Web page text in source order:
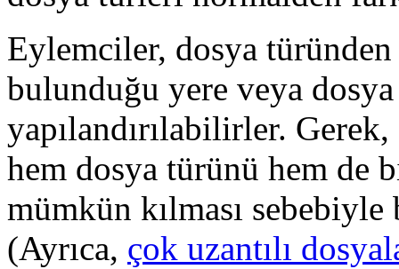
Eylemciler, dosya türünden
bulunduğu yere veya dosya
yapılandırılabilirler.
hem dosya türünü hem
mümkün kılması
(Ayrıca, çok uzantılı